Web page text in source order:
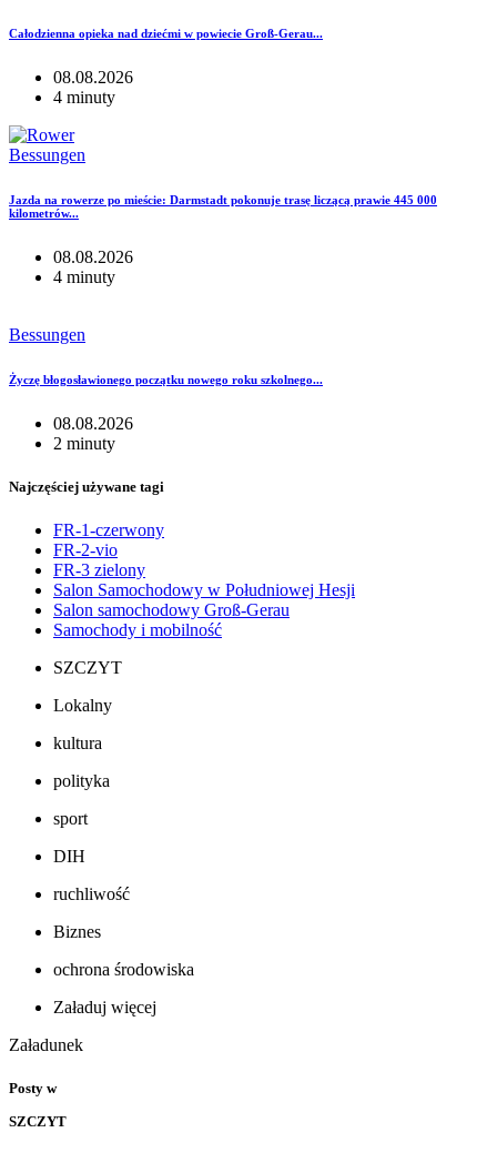
Całodzienna opieka nad dziećmi w powiecie Groß-Gerau...
08.08.2026
4 minuty
Bessungen
Jazda na rowerze po mieście: Darmstadt pokonuje trasę liczącą prawie 445 000
kilometrów...
08.08.2026
4 minuty
Bessungen
Życzę błogosławionego początku nowego roku szkolnego...
08.08.2026
2 minuty
Najczęściej używane tagi
FR-1-czerwony
FR-2-vio
FR-3 zielony
Salon Samochodowy w Południowej Hesji
Salon samochodowy Groß-Gerau
Samochody i mobilność
SZCZYT
Lokalny
kultura
polityka
sport
DIH
ruchliwość
Biznes
ochrona środowiska
Załaduj więcej
Załadunek
Posty w
SZCZYT